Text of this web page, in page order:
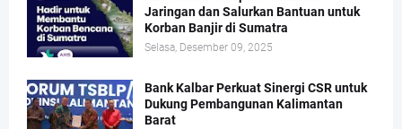
Jaringan dan Salurkan Bantuan untuk
Korban Banjir di Sumatra
Selasa, Desember 09, 2025
Bank Kalbar Perkuat Sinergi CSR untuk
Dukung Pembangunan Kalimantan
Barat